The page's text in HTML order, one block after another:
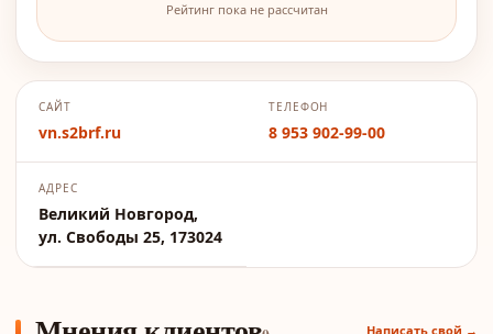
Рейтинг пока не рассчитан
САЙТ
vn.s2brf.ru
ТЕЛЕФОН
8 953 902-99-00
АДРЕС
Великий Новгород,
ул. Свободы 25, 173024
Написать свой →